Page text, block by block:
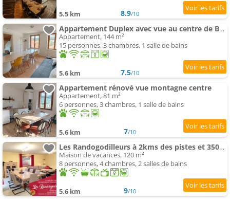
5.5 km 8.9/10
Appartement Duplex avec vue au centre de Bussang
Appartement, 144 m²
15 personnes, 3 chambres, 1 salle de bains
5.6 km 7.5/10
Appartement rénové vue montagne centre
Appartement, 81 m²
6 personnes, 3 chambres, 1 salle de bains
5.6 km 7/10
Les Randogodilleurs à 2kms des pistes et 350m du Théatre du Peuple !
Maison de vacances, 120 m²
8 personnes, 4 chambres, 2 salles de bains
5.6 km 9/10